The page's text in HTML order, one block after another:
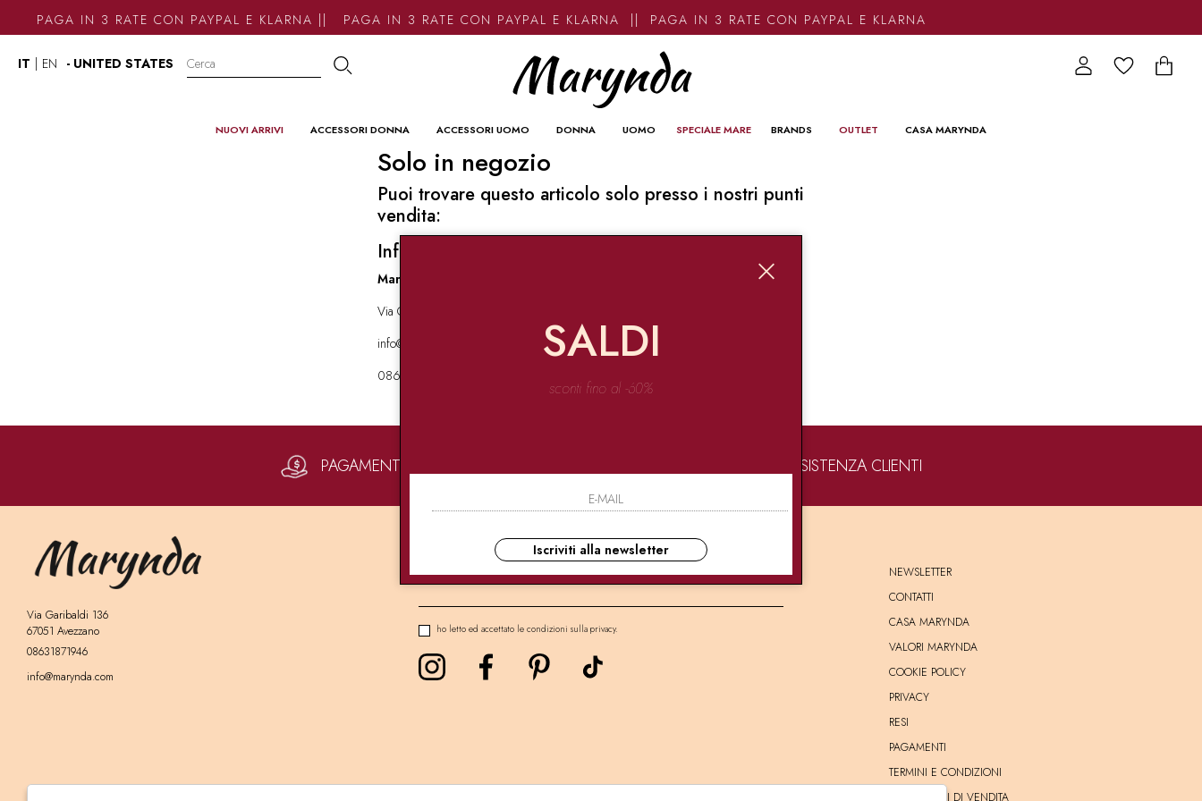
PAGA IN 3 RATE CON PAYPAL E KLARNA || PAGA IN 3 RATE CON PAYPAL E KLARNA || PAGA IN 3 RATE CON PAYPAL E KLARNA
IT EN - UNITED STATES
NUOVI ARRIVI ACCESSORI DONNA ACCESSORI UOMO DONNA UOMO SPECIALE MARE BRANDS OUTLET CASA MARYNDA
Solo in negozio
Puoi trovare questo articolo solo presso i nostri punti
vendita:
Info contatti
Marynda
Via Garibaldi 136 67051 Avezzano
info@marynda.com
08631871946
PAGAMENTI SICURI ASSISTENZA CLIENTI
Via Garibaldi 136
67051 Avezzano
08631871946
info@marynda.com
NEWSLETTER
ho letto ed accettato le condizioni sulla privacy.
NEWSLETTER
CONTATTI
CASA MARYNDA
VALORI MARYNDA
COOKIE POLICY
PRIVACY
RESI
PAGAMENTI
TERMINI E CONDIZIONI
CONDIZIONI DI VENDITA
SALDI
sconti fino al -60%
Iscriviti alla newsletter